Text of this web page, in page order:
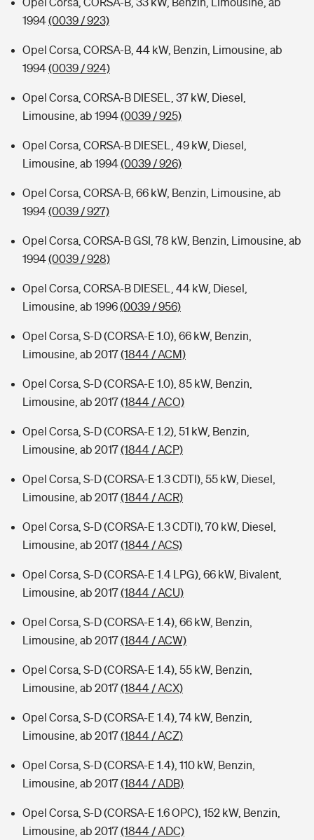
1994(0039 / 923)
Opel Corsa, CORSA-B, 44 kW, Benzin, Limousine, ab
1994(0039 / 924)
Opel Corsa, CORSA-B DIESEL, 37 kW, Diesel,
Limousine, ab 1994(0039 / 925)
Opel Corsa, CORSA-B DIESEL, 49 kW, Diesel,
Limousine, ab 1994(0039 / 926)
Opel Corsa, CORSA-B, 66 kW, Benzin, Limousine, ab
1994(0039 / 927)
Opel Corsa, CORSA-B GSI, 78 kW, Benzin, Limousine, ab
1994(0039 / 928)
Opel Corsa, CORSA-B DIESEL, 44 kW, Diesel,
Limousine, ab 1996(0039 / 956)
Opel Corsa, S-D (CORSA-E 1.0), 66 kW, Benzin,
Limousine, ab 2017(1844 / ACM)
Opel Corsa, S-D (CORSA-E 1.0), 85 kW, Benzin,
Limousine, ab 2017(1844 / ACO)
Opel Corsa, S-D (CORSA-E 1.2), 51 kW, Benzin,
Limousine, ab 2017(1844 / ACP)
Opel Corsa, S-D (CORSA-E 1.3 CDTI), 55 kW, Diesel,
Limousine, ab 2017(1844 / ACR)
Opel Corsa, S-D (CORSA-E 1.3 CDTI), 70 kW, Diesel,
Limousine, ab 2017(1844 / ACS)
Opel Corsa, S-D (CORSA-E 1.4 LPG), 66 kW, Bivalent,
Limousine, ab 2017(1844 / ACU)
Opel Corsa, S-D (CORSA-E 1.4), 66 kW, Benzin,
Limousine, ab 2017(1844 / ACW)
Opel Corsa, S-D (CORSA-E 1.4), 55 kW, Benzin,
Limousine, ab 2017(1844 / ACX)
Opel Corsa, S-D (CORSA-E 1.4), 74 kW, Benzin,
Limousine, ab 2017(1844 / ACZ)
Opel Corsa, S-D (CORSA-E 1.4), 110 kW, Benzin,
Limousine, ab 2017(1844 / ADB)
Opel Corsa, S-D (CORSA-E 1.6 OPC), 152 kW, Benzin,
Limousine, ab 2017(1844 / ADC)